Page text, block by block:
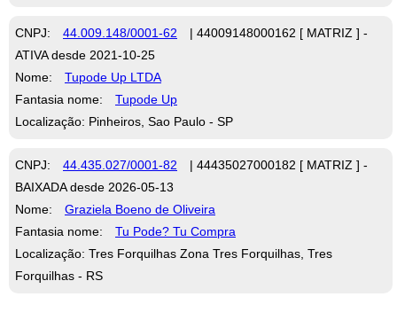
CNPJ: 44.009.148/0001-62
| 44009148000162 [ MATRIZ ] -
ATIVA desde 2021-10-25
Nome:
Tupode Up LTDA
Fantasia nome:
Tupode Up
Localização: Pinheiros, Sao Paulo - SP
CNPJ: 44.435.027/0001-82
| 44435027000182 [ MATRIZ ] -
BAIXADA desde 2026-05-13
Nome:
Graziela Boeno de Oliveira
Fantasia nome:
Tu Pode? Tu Compra
Localização: Tres Forquilhas Zona Tres Forquilhas, Tres
Forquilhas - RS